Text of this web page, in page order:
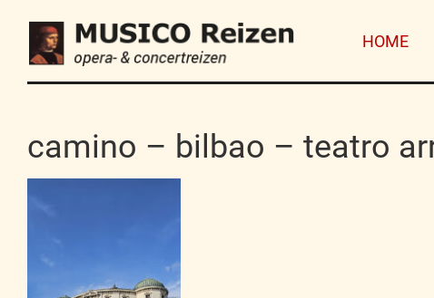
HOME
camino – bilbao – teatro